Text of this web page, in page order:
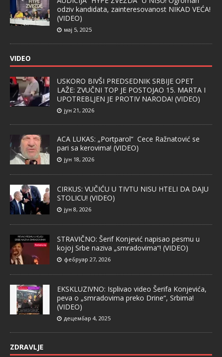
odziv kandidata, zainteresovanost NIKAD VEĆA!
(VIDEO)
мај 5, 2025
VIDEO
USKORO BIVŠI PREDSEDNIK SRBIJE OPET
LAŽE: ZVUČNI TOP JE POSTOJAO 15. MARTA I
UPOTREBLJEN JE PROTIV NARODA! (VIDEO)
јун 21, 2026
ACA LUKAS: „Portparol“ Cece Ražnatović se
pari sa kerovima! (VIDEO)
јун 18, 2026
CIRKUS: VUČIĆU U TIVTU NISU HTELI DA DAJU
STOLICU! (VIDEO)
јун 8, 2026
STRAVIČNO: Šerif Konjević napisao pesmu u
kojoj Srbe naziva „smradovima“! (VIDEO)
фебруар 27, 2026
EKSKLUZIVNO: Isplivao video Šerifa Konjevića,
peva o „smradovima preko Drine“, Srbima!
(VIDEO)
децембар 4, 2025
ZDRAVLJE